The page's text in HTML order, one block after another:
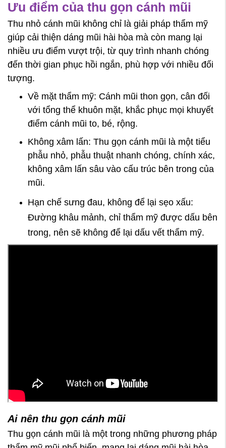
Ưu điểm của thu gọn cánh mũi
Thu nhỏ cánh mũi không chỉ là giải pháp thẩm mỹ
giúp cải thiện dáng mũi hài hòa mà còn mang lại
nhiều ưu điểm vượt trội, từ quy trình nhanh chóng
đến thời gian phục hồi ngắn, phù hợp với nhiều đối
tượng.
Về mặt thẩm mỹ: Cánh mũi thon gọn, cân đối
với tổng thể khuôn mặt, khắc phục mọi khuyết
điểm cánh mũi to, bé, rộng.
Không xâm lấn: Thu gọn cánh mũi là một tiểu
phẫu nhỏ, phẫu thuật nhanh chóng, chính xác,
không xâm lấn sâu vào cấu trúc bên trong của
mũi.
Hạn chế sưng đau, không để lại sẹo xấu:
Đường khâu mảnh, chỉ thẩm mỹ được dấu bên
trong, nên sẽ không để lại dấu vết thẩm mỹ.
Ai nên thu gọn cánh mũi
Thu gọn cánh mũi là một trong những phương pháp